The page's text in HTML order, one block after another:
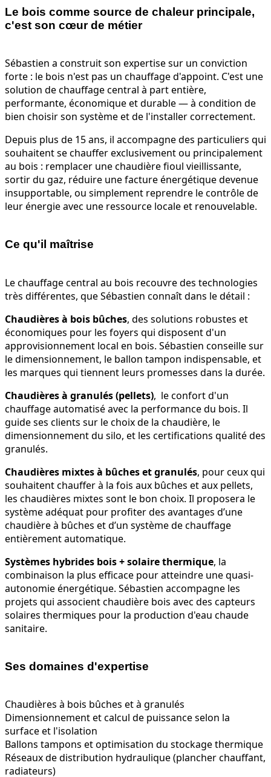
Le bois comme source de chaleur principale,
c'est son cœur de métier
Sébastien a construit son expertise sur un convic­tion
forte : le bois n'est pas un chauffage d'appoint. C'est une
solution de chauffage central à part entière,
performante, économique et durable — à condition de
bien choisir son système et de l'installer correctement.
Depuis plus de 15 ans, il accompagne des particuliers qui
souhaitent se chauffer exclusivement ou principalement
au bois : remplacer une chaudière fioul vieillissante,
sortir du gaz, réduire une facture énergétique devenue
insupportable, ou simplement reprendre le contrôle de
leur énergie avec une ressource locale et renouvelable.
Ce qu'il maîtrise
Le chauffage central au bois recouvre des technologies
très différentes, que Sébastien connaît dans le détail :
Chaudières à bois bûches, des solutions robustes et
économiques pour les foyers qui disposent d'un
approvisionnement local en bois. Sébastien conseille sur
le dimensionnement, le ballon tampon indispensable, et
les marques qui tiennent leurs promesses dans la durée.
Chaudières à granulés (pellets), le confort d'un
chauffage automatisé avec la performance du bois. Il
guide ses clients sur le choix de la chaudière, le
dimensionnement du silo, et les certifications qualité des
granulés.
Chaudières mixtes à bûches et granulés, pour ceux qui
souhaitent chauffer à la fois aux bûches et aux pellets,
les chaudières mixtes sont le bon choix. Il proposera le
système adéquat pour profiter des avantages d’une
chaudière à bûches et d’un système de chauffage
entièrement automatique.
Systèmes hybrides bois + solaire thermique, la
combinaison la plus efficace pour atteindre une quasi-
autonomie énergétique. Sébastien accompagne les
projets qui associent chaudière bois avec des capteurs
solaires thermiques pour la production d'eau chaude
sanitaire.
Ses domaines d'expertise
Chaudières à bois bûches et à granulés
Dimensionnement et calcul de puissance selon la
surface et l'isolation
Ballons tampons et optimisation du stockage thermique
Réseaux de distribution hydraulique (plancher chauffant,
radiateurs)